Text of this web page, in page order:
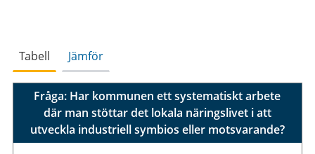
Tabell Jämför
Fråga: Har kommunen ett systematiskt arbete
där man stöttar det lokala näringslivet i att
utveckla industriell symbios eller motsvarande?